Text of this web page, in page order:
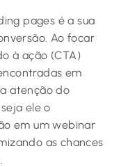
pages é a sua
Ao focar
à ação (CTA)
em
atenção do
ele o
em um webinar
as chances